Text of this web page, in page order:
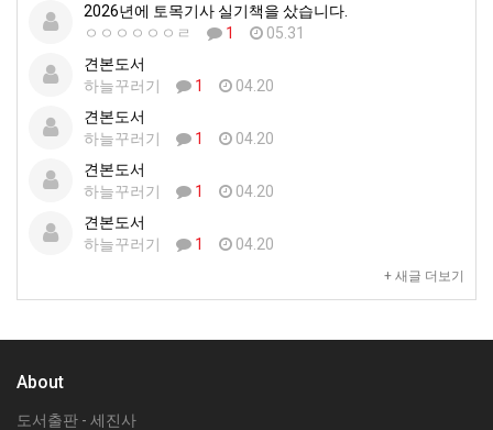
2026년에 토목기사 실기책을 샀습니다.
ㅇㅇㅇㅇㅇㅇㄹ
1
05.31
견본도서
하늘꾸러기
1
04.20
견본도서
하늘꾸러기
1
04.20
견본도서
하늘꾸러기
1
04.20
견본도서
하늘꾸러기
1 04.20
+ 새글 더보기
About
도서출판 - 세진사